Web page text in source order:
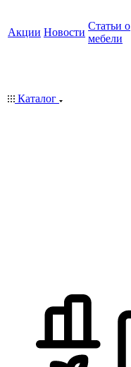
Акции Новости
Статьи о
мебели
Каталог